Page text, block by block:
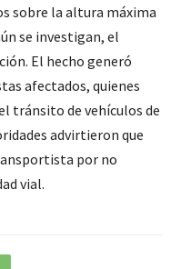
sobre la altura máxima
se investigan, el
El hecho generó
afectados, quienes
tránsito de vehículos de
advirtieron que
por no
vial.